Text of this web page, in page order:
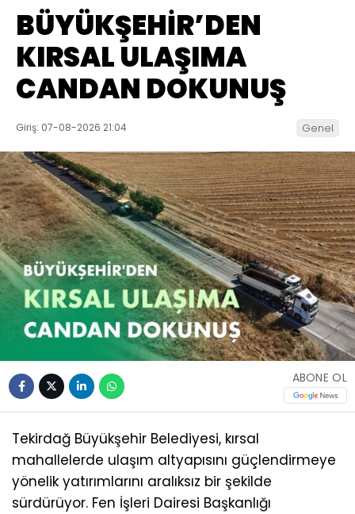
BÜYÜKŞEHİR’DEN
KIRSAL ULAŞIMA
CANDAN DOKUNUŞ
Giriş: 07-08-2026 21:04 Genel
ABONE OL
Tekirdağ Büyükşehir Belediyesi, kırsal
mahallelerde ulaşım altyapısını güçlendirmeye
yönelik yatırımlarını aralıksız bir şekilde
sürdürüyor. Fen İşleri Dairesi Başkanlığı